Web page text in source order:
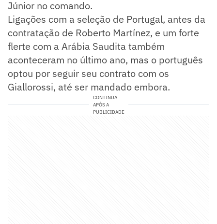
Júnior no comando.
Ligações com a seleção de Portugal, antes da
contratação de Roberto Martínez, e um forte
flerte com a Arábia Saudita também
aconteceram no último ano, mas o português
optou por seguir seu contrato com os
Giallorossi, até ser mandado embora.
CONTINUA
APÓS A
PUBLICIDADE